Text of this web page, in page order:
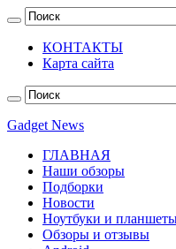
КОНТАКТЫ
Карта сайта
Gadget News
ГЛАВНАЯ
Наши обзоры
Подборки
Новости
Ноутбуки и
Обзоры и отзывы